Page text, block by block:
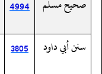
صحيح مسلم
4994
سنن أبي داود
3805